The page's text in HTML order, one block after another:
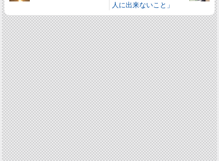
人に出来ないこと」